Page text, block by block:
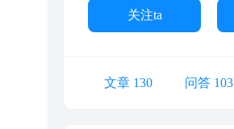
关注ta
文章 130 问答 103